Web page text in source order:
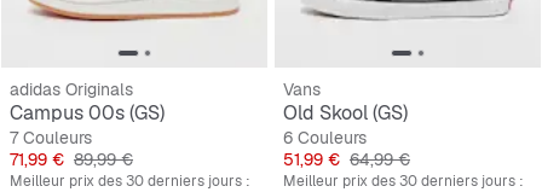
adidas Originals
Campus 00s (GS)
7 Couleurs
Prix
71,99 € Prix original
89,99 €
Meilleur prix des 30 derniers jours :
Vans
Old Skool (GS)
6 Couleurs
Prix
51,99 € Prix original
64,99 €
Meilleur prix des 30 derniers jours :